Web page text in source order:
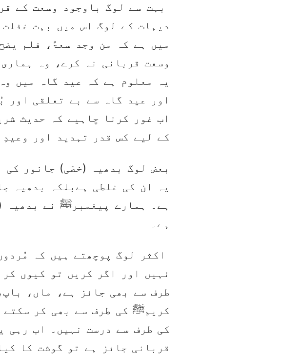
بہت سے لوگ باوجود وسعت کے
دیہات کے لوگ اس میں بہت
میں ہے کہ من وجد سعۃً، فلم
وسعت قربانی نہ کرے، وہ
یہ معلوم ہے کہ عید گاہ میں
اور عید گاہ سے بے تعلقی اور
اب غور کرنا چاہیے کہ حدیث
کے لیے کس قدر تہدید اور وعیدِ
بعض لوگ بدھیہ (خصّی) جانور
یہ ان کی غلطی ہےبلکہ بدھیہ
ہے۔ ہمارے پیغمبرﷺ نے بدھیہ
ہے۔
اکثر لوگ پوچھتے ہیں کہ
نہیں اور اگر کریں تو کیوں
طرف سے بھی جائز ہے، ماں،
کریمﷺ کی طرف سے بھی کر سکتے
کی طرف سے درست نہیں۔ اب رہی
قربانی جائز ہے تو گوشت کا